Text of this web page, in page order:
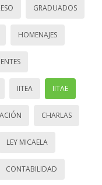
GRADUADOS
HOMENAJES
IITEA IITAE
CHARLAS
LEY MICAELA
CONTABILIDAD